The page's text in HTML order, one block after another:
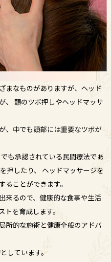
まなものがありますが、ヘッド
、 頭のツボ押しやヘッドマッサ
、中でも頭部には重要なツボが
も承認されている民間療法であ
押したり、 ヘッドマッサージを
ることができます。
来るので、健康的な食事や生活
を育成します。
所的な施術と健康全般のアドバ
しています。